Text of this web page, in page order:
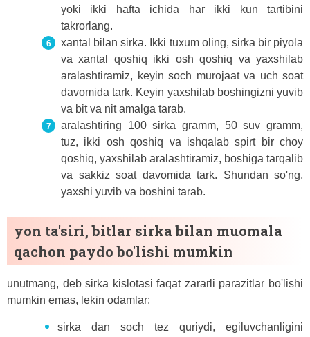
yoki ikki hafta ichida har ikki kun tartibini
takrorlang.
xantal bilan sirka. Ikki tuxum oling, sirka bir piyola
va xantal qoshiq ikki osh qoshiq va yaxshilab
aralashtiramiz, keyin soch murojaat va uch soat
davomida tark. Keyin yaxshilab boshingizni yuvib
va ​​bit va nit amalga tarab.
aralashtiring 100 sirka gramm, 50 suv gramm,
tuz, ikki osh qoshiq va ishqalab spirt bir choy
qoshiq, yaxshilab aralashtiramiz, boshiga tarqalib
va ​​sakkiz soat davomida tark. Shundan so'ng,
yaxshi yuvib va ​​boshini tarab.
yon ta'siri, bitlar sirka bilan muomala
qachon paydo bo'lishi mumkin
unutmang, deb sirka kislotasi faqat zararli parazitlar bo'lishi
mumkin emas, lekin odamlar:
sirka dan soch tez quriydi, egiluvchanligini